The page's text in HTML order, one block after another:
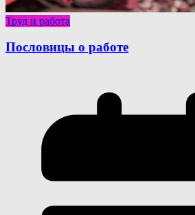
Труд и работа
Пословицы о работе